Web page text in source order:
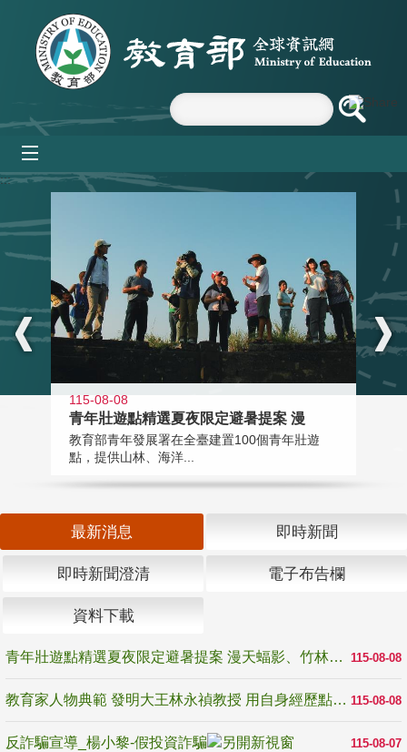
跳到主要內容區塊
:::
115-08-08
青年壯遊點精選夏夜限定避暑提案 漫
教育部青年發展署在全臺建置100個青年壯遊
點，提供山林、海洋...
最新消息 即時新聞
即時新聞澄清 電子布告欄
資料下載
115-08-08
青年壯遊點精選夏夜限定避暑提案 漫天蝠影、竹林尋蛙、茶香夜觀 邀青年暮色出發
115-08-08
教育家人物典範 發明大王林永禎教授 用自身經歷點亮學生的路
115-08-07
反詐騙宣導_楊小黎-假投資詐騙